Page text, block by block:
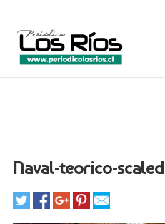
Naval-teorico-scaled